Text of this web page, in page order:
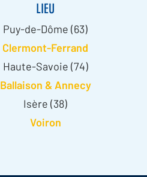
LIEU
Puy-de-Dôme (63)
Clermont-Ferrand
Haute-Savoie (74)
Ballaison & Annecy
Isère (38)
Voiron